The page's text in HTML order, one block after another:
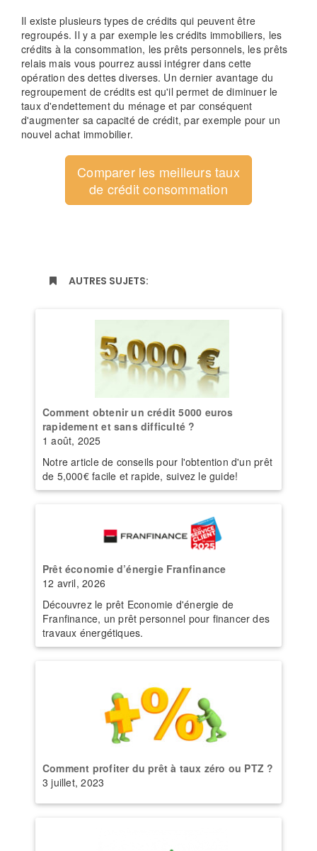
Il existe plusieurs types de crédits qui peuvent être
regroupés. Il y a par exemple les crédits immobiliers, les
crédits à la consommation, les prêts personnels, les prêts
relais mais vous pourrez aussi intégrer dans cette
opération des dettes diverses. Un dernier avantage du
regroupement de crédits est qu'il permet de diminuer le
taux d'endettement du ménage et par conséquent
d'augmenter sa capacité de crédit, par exemple pour un
nouvel achat immobilier.
Comparer les meilleurs taux
de crédit consommation
AUTRES SUJETS:
Comment obtenir un crédit 5000 euros
rapidement et sans difficulté ?
1 août, 2025
Notre article de conseils pour l'obtention d'un prêt
de 5,000€ facile et rapide, suivez le guide!
Prêt économie d’énergie Franfinance
12 avril, 2026
Découvrez le prêt Economie d'énergie de
Franfinance, un prêt personnel pour financer des
travaux énergétiques.
Comment profiter du prêt à taux zéro ou PTZ ?
3 juillet, 2023